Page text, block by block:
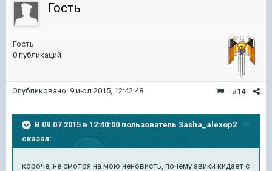
Гость
Гость
0 публикаций
#14
Опубликовано: 9 июл 2015, 12:42:48
В 09.07.2015 в 12:40:00 пользователь Sasha_alexop2
сказал:
короче, не смотря на мою неновиcть, почему авики кидает с